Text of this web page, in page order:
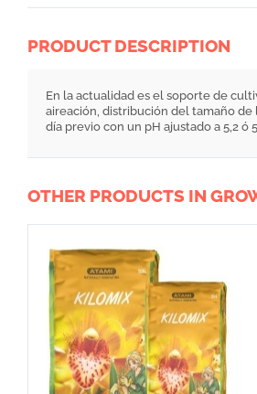
PRODUCT DESCRIPTION
En la actualidad es el soporte de
aireación, distribución del tamaño
día previo con un pH ajustado a 5,2 ó
OTHER PRODUCTS IN